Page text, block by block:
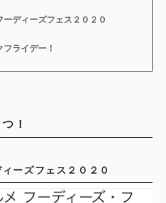
ディーズフェス２０２０
ライデー！
！
ーズフェス２０２０